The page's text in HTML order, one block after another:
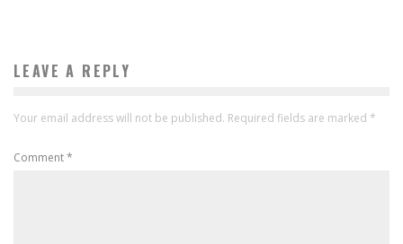
LEAVE A REPLY
Your email address will not be published. Required fields are marked *
Comment*